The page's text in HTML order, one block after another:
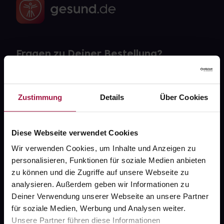
Zustimmung Details Über Cookies
Diese Webseite verwendet Cookies
Wir verwenden Cookies, um Inhalte und Anzeigen zu
personalisieren, Funktionen für soziale Medien anbieten
zu können und die Zugriffe auf unsere Webseite zu
analysieren. Außerdem geben wir Informationen zu
Deiner Verwendung unserer Webseite an unsere Partner
für soziale Medien, Werbung und Analysen weiter.
Unsere Partner führen diese Informationen
Fragen zu Deiner Bestellung?
Kontakt
FAQ
Widerrufsformular
gesund.de
Über uns
Karriere